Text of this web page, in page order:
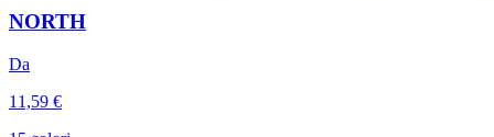
NORTH
Da
11,59 €